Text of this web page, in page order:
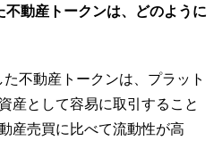
動産トークンは、どのように
不動産トークンは、プラット
産として容易に取引すること
産売買に比べて流動性が高